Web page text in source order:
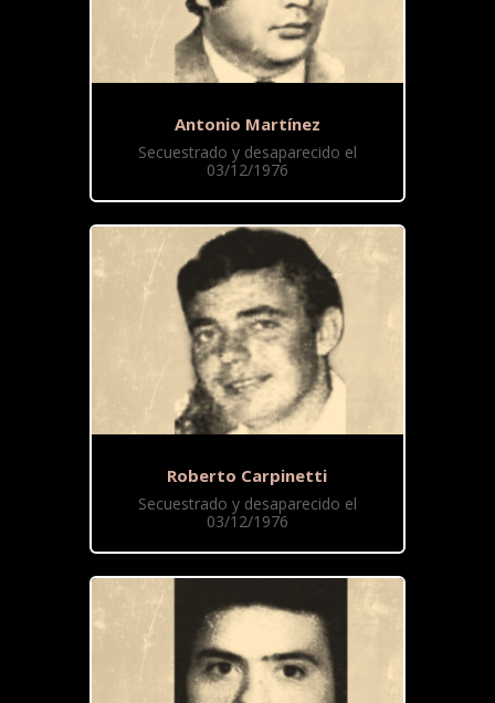
Antonio Martínez
Secuestrado y desaparecido el
03/12/1976
Roberto Carpinetti
Secuestrado y desaparecido el
03/12/1976